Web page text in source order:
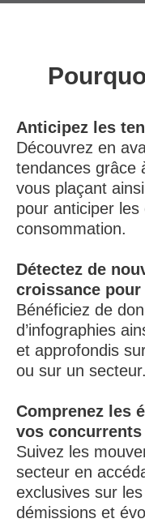
Anticipez les
Découvrez en
tendances grâce
vous plaçant
pour anticiper
consommation.
Détectez de
croissance
Bénéficiez de
d’infographies
et approfondis
ou sur un secteur.
Comprenez les
vos concurrents
Suivez les
secteur en
exclusives sur
démissions et